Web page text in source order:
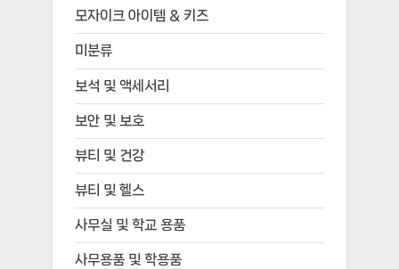
모자이크 아이템 & 키즈
미분류
보석 및 액세서리
보안 및 보호
뷰티 및 건강
뷰티 및 헬스
사무실 및 학교 용품
사무용품 및 학용품